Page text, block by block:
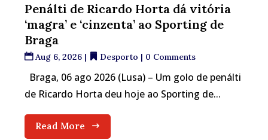
Penálti de Ricardo Horta dá vitória
‘magra’ e ‘cinzenta’ ao Sporting de
Braga
Aug 6, 2026 | Desporto | 0 Comments
Braga, 06 ago 2026 (Lusa) – Um golo de penálti
de Ricardo Horta deu hoje ao Sporting de...
Read More